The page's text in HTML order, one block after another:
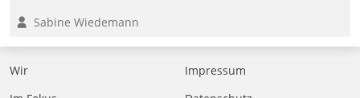
nachhaltige Optimierung der Geschäftsabläufe. Damit
dieses Ziel erreicht wird, sollten einige Grundregeln
befolgt werden.
Sabine Wiedemann
Wir
Impressum